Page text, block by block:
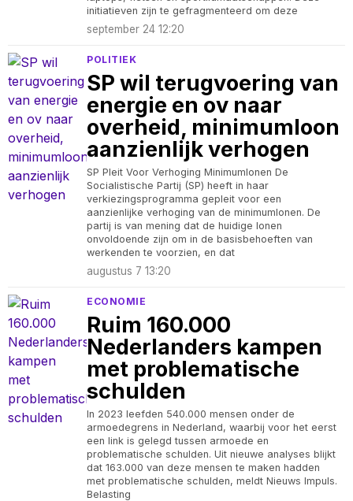
initiatieven zijn te gefragmenteerd om deze
september 24 12:20
POLITIEK
SP wil terugvoering van
energie en ov naar
overheid, minimumloon
aanzienlijk verhogen
SP Pleit Voor Verhoging Minimumlonen De
Socialistische Partij (SP) heeft in haar
verkiezingsprogramma gepleit voor een
aanzienlijke verhoging van de minimumlonen. De
partij is van mening dat de huidige lonen
onvoldoende zijn om in de basisbehoeften van
werkenden te voorzien, en dat
augustus 7 13:20
ECONOMIE
Ruim 160.000
Nederlanders kampen
met problematische
schulden
In 2023 leefden 540.000 mensen onder de
armoedegrens in Nederland, waarbij voor het eerst
een link is gelegd tussen armoede en
problematische schulden. Uit nieuwe analyses blijkt
dat 163.000 van deze mensen te maken hadden
met problematische schulden, meldt Nieuws Impuls.
Belasting